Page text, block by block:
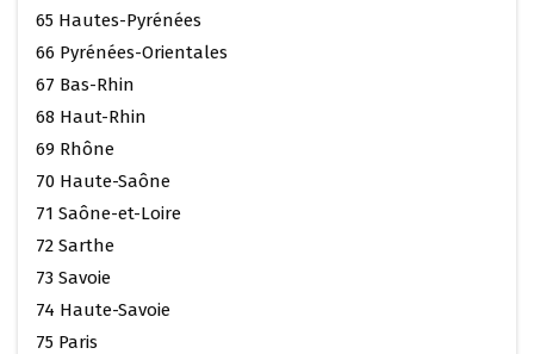
65 Hautes-Pyrénées
66 Pyrénées-Orientales
67 Bas-Rhin
68 Haut-Rhin
69 Rhône
70 Haute-Saône
71 Saône-et-Loire
72 Sarthe
73 Savoie
74 Haute-Savoie
75 Paris